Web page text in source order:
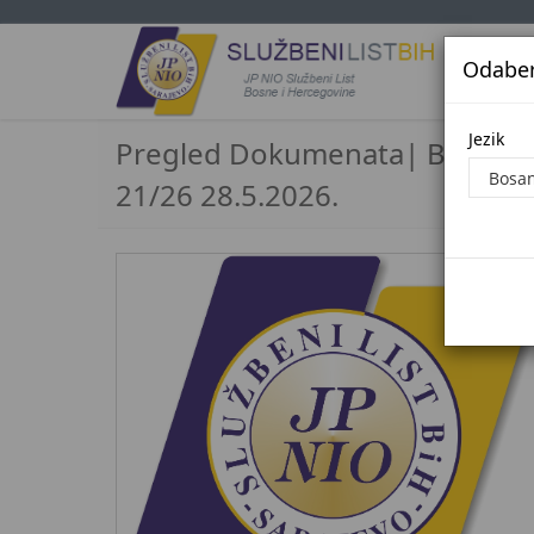
Jezik
Pregled Dokumenata| Broj
21/26 28.5.2026.